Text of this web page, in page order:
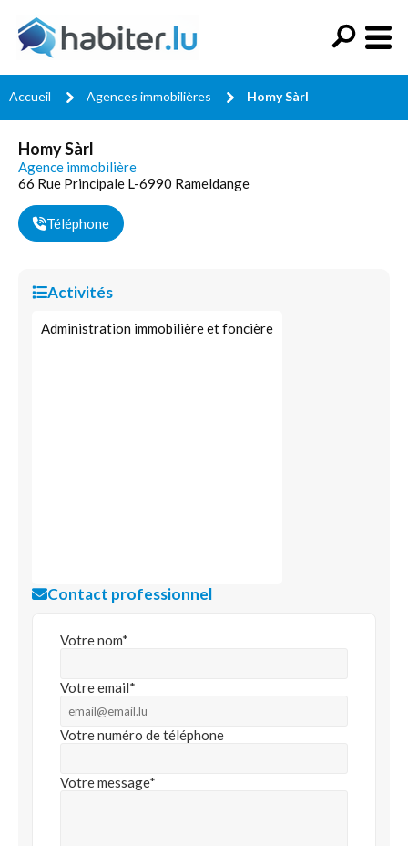
Accueil Agences immobilières Homy Sàrl
Homy Sàrl
Agence immobilière
66 Rue Principale L-6990 Rameldange
Téléphone
Activités
Administration immobilière et foncière
Contact professionnel
Votre nom*
Votre email*
Votre numéro de téléphone
Votre message*